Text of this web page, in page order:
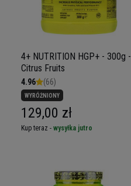
4+ NUTRITION HGP+ - 300g -
Citrus Fruits
4.96 (66)
WYRÓŻNIONY
129,00 zł
Kup teraz - wysyłka jutro